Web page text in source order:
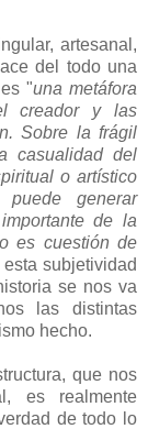
artesanal,
del todo una
"una metáfora
creador y las
Sobre la frágil
casualidad del
o artístico
generar
de la
es cuestión de
subjetividad
se nos va
las distintas
hecho.
que nos
es realmente
de todo lo